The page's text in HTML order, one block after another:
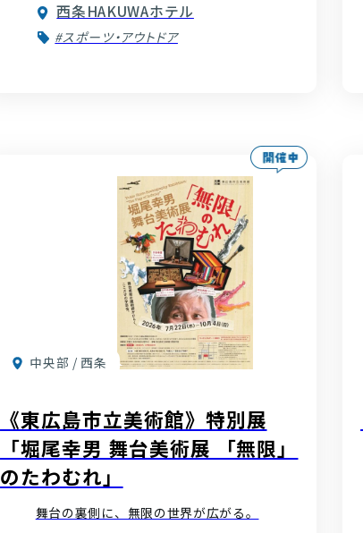
西条HAKUWAホテル
#スポーツ・アウトドア
中央部 / 西条
《東広島市立美術館》特別展
「堀尾幸男 舞台美術展 「無限」
のたわむれ」
舞台の裏側に、無限の世界が広がる。